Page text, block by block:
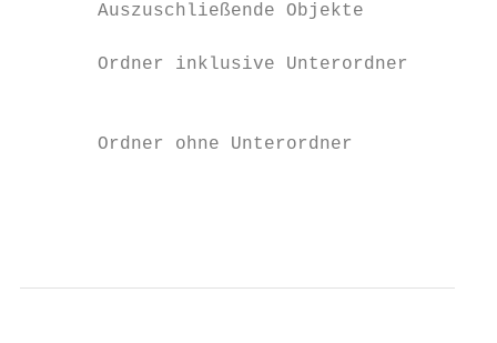
Auszuschließende Objekte
Ordner inklusive Unterordner
Ordner ohne Unterordner